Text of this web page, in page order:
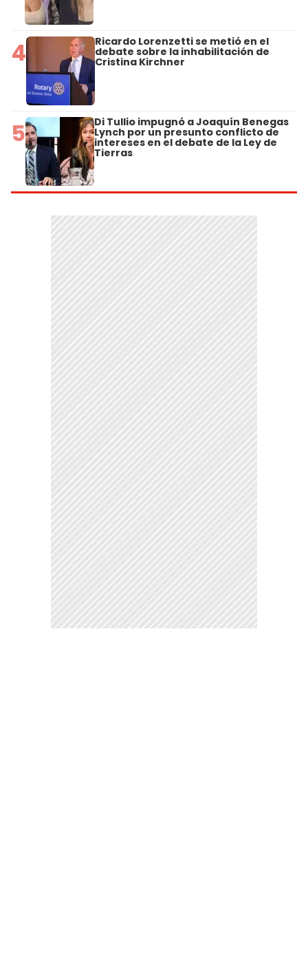
4 Ricardo Lorenzetti se metió en el
debate sobre la inhabilitación de
Cristina Kirchner
5 Di Tullio impugnó a Joaquín Benegas
Lynch por un presunto conflicto de
intereses en el debate de la Ley de
Tierras